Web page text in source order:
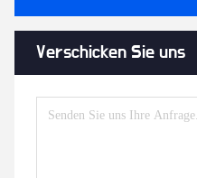
Verschicken Sie uns